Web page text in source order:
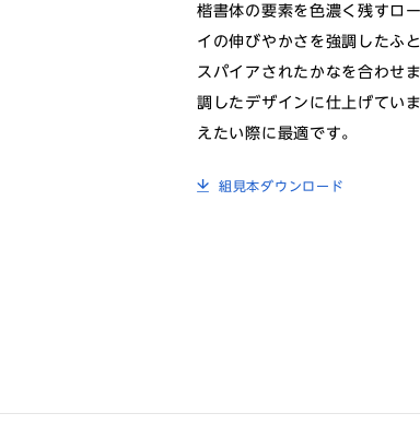
楷書体の要素を色濃く残すロ
イの伸びやかさを強調したふ
スパイアされたかなを合わせ
調したデザインに仕上げてい
えたい際に最適です。
組見本ダウンロード